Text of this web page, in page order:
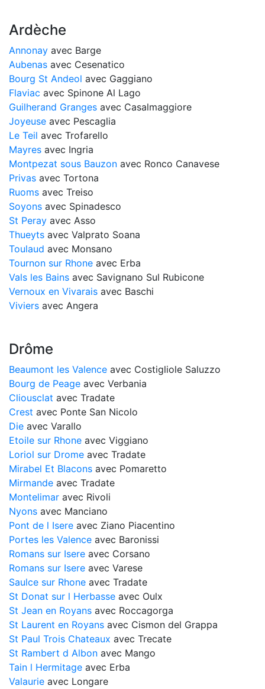
Ardèche
Annonay avec Barge
Aubenas avec Cesenatico
Bourg St Andeol avec Gaggiano
Flaviac avec Spinone Al Lago
Guilherand Granges avec Casalmaggiore
Joyeuse avec Pescaglia
Le Teil avec Trofarello
Mayres avec Ingria
Montpezat sous Bauzon avec Ronco Canavese
Privas avec Tortona
Ruoms avec Treiso
Soyons avec Spinadesco
St Peray avec Asso
Thueyts avec Valprato Soana
Toulaud avec Monsano
Tournon sur Rhone avec Erba
Vals les Bains avec Savignano Sul Rubicone
Vernoux en Vivarais avec Baschi
Viviers avec Angera
Drôme
Beaumont les Valence avec Costigliole Saluzzo
Bourg de Peage avec Verbania
Cliousclat avec Tradate
Crest avec Ponte San Nicolo
Die avec Varallo
Etoile sur Rhone avec Viggiano
Loriol sur Drome avec Tradate
Mirabel Et Blacons avec Pomaretto
Mirmande avec Tradate
Montelimar avec Rivoli
Nyons avec Manciano
Pont de l Isere avec Ziano Piacentino
Portes les Valence avec Baronissi
Romans sur Isere avec Corsano
Romans sur Isere avec Varese
Saulce sur Rhone avec Tradate
St Donat sur l Herbasse avec Oulx
St Jean en Royans avec Roccagorga
St Laurent en Royans avec Cismon del Grappa
St Paul Trois Chateaux avec Trecate
St Rambert d Albon avec Mango
Tain l Hermitage avec Erba
Valaurie avec Longare